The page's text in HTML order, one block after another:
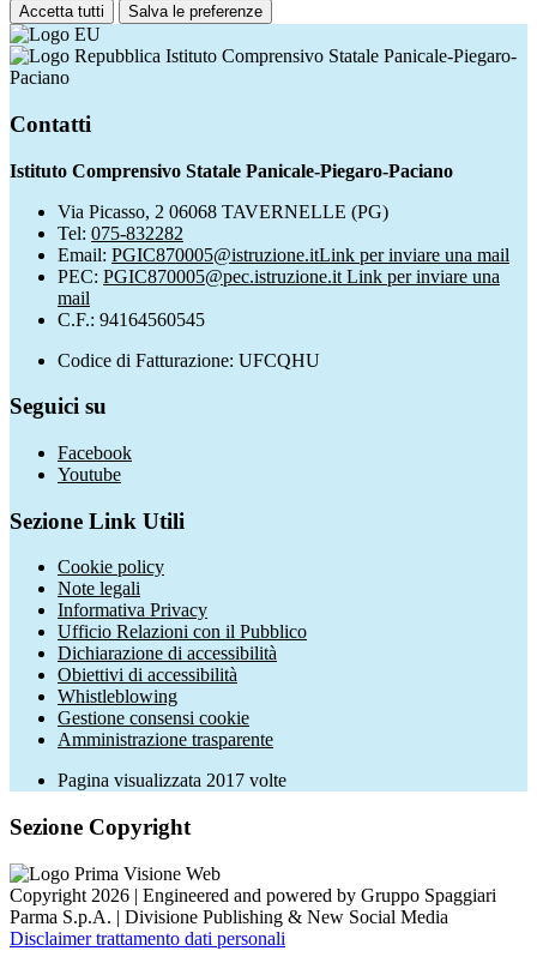
Accetta tutti Salva le preferenze
Istituto Comprensivo Statale Panicale-Piegaro-
Paciano
Contatti
Istituto Comprensivo Statale Panicale-Piegaro-Paciano
Via Picasso, 2 06068 TAVERNELLE (PG)
Tel: 075-832282
Email: PGIC870005@istruzione.itLink per inviare una mail
PEC: PGIC870005@pec.istruzione.it Link per inviare una
mail
C.F.: 94164560545
Codice di Fatturazione: UFCQHU
Seguici su
Facebook
Youtube
Sezione Link Utili
Cookie policy
Note legali
Informativa Privacy
Ufficio Relazioni con il Pubblico
Dichiarazione di accessibilità
Obiettivi di accessibilità
Whistleblowing
Gestione consensi cookie
Amministrazione trasparente
Pagina visualizzata 2017 volte
Sezione Copyright
Copyright 2026 | Engineered and powered by Gruppo Spaggiari
Parma S.p.A. | Divisione Publishing & New Social Media
Disclaimer trattamento dati personali